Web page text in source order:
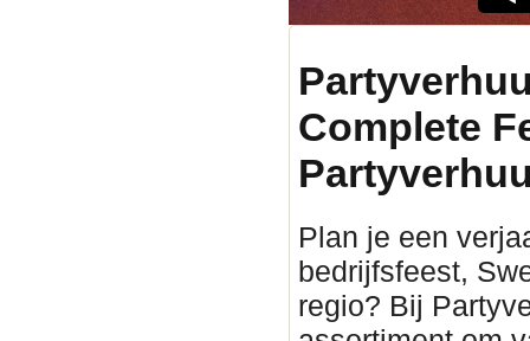
Complete
Plan je een
bedrijfsfeest,
regio? Bij